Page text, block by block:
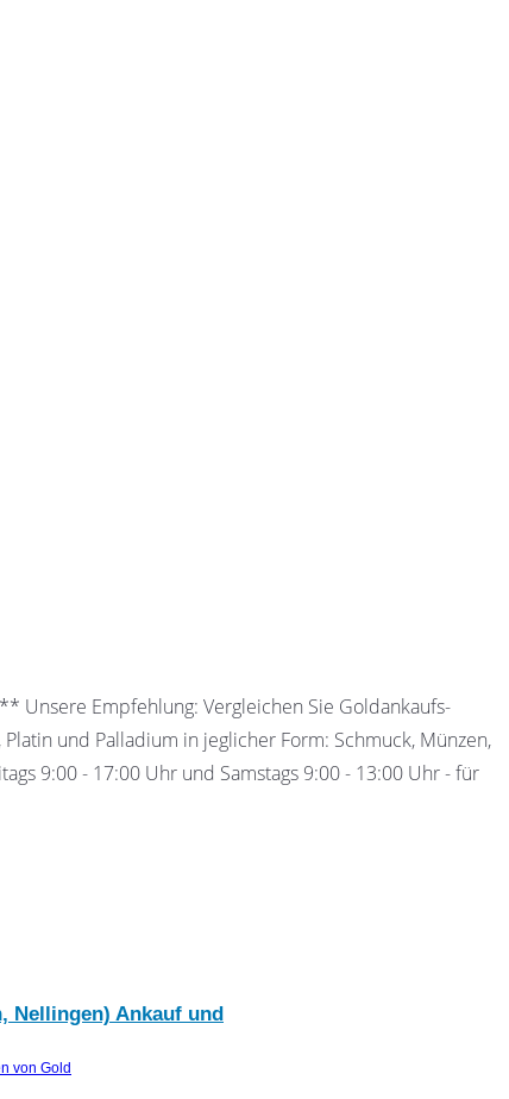
Unsere Empfehlung: Vergleichen Sie Goldankaufs-
und Palladium in jeglicher Form: Schmuck, Münzen,
9:00 - 17:00 Uhr und Samstags 9:00 - 13:00 Uhr - für
Nellingen) Ankauf und
von Gold